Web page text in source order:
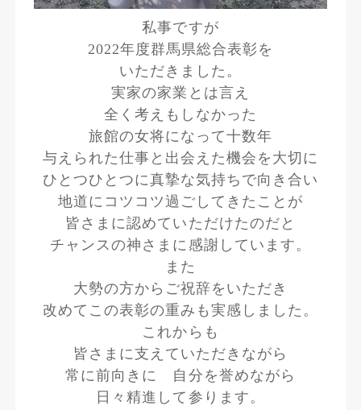
私事ですが
2022年度群馬県総合表彰を
いただきました。
実家の家業とは言え
全く考えもしなかった
旅館の女将になって十数年
与えられた仕事と出会えた機会を大切に
ひとつひとつに真摯な気持ちで向き合い
地道にコツコツ過ごしてきたことが
皆さまに認めていただけたのだと
チャンスの神さまに感謝しています。
また
大勢の方からご祝辞をいただき
改めてこの表彰の重みも実感しました。
これからも
皆さまに支えていただきながら
常に前向きに 自分を誉めながら
日々精進して参ります。